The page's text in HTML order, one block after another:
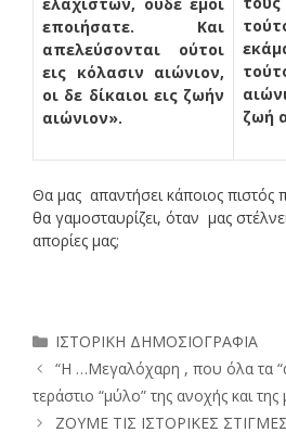
εποιήσατε. Και
απελεύσονται ούτοι
εις κόλασιν αιώνιον,
οι δε δίκαιοι εις ζωήν
αιώνιον».
ζωή
Θα μας απαντήσει κάποιος πιστός
θα γαμοσταυρίζει, όταν μας
απορίες μας;
Κατηγορίες
ΙΣΤΟΡΙΚΗ ΔΗΜΟΣΙΟΓΡΑΦΙΑ
“Η …Μεγαλόχαρη , που όλα τα
τεράστιο “μύλο” της ανοχής και
ΖΟΥΜΕ ΤΙΣ ΙΣΤΟΡΙΚΕΣ